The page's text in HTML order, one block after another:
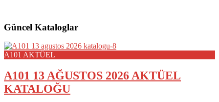
Güncel Kataloglar
A101 AKTÜEL
A101 13 AĞUSTOS 2026 AKTÜEL
KATALOĞU